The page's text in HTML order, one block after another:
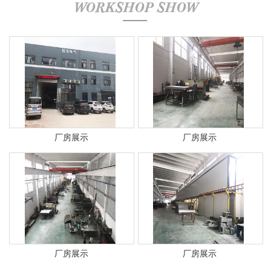
WORKSHOP SHOW
厂房展示 厂房展示
厂房展示 厂房展示